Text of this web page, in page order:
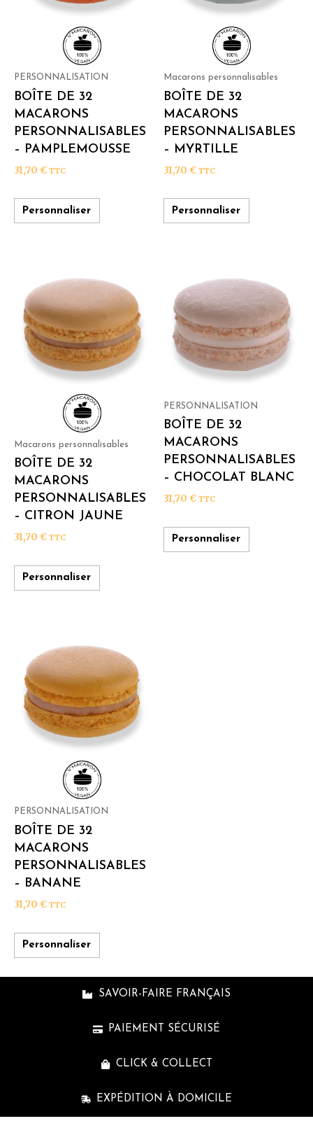
PERSONNALISATION
BOÎTE DE 32
MACARONS
PERSONNALISABLES
– PAMPLEMOUSSE
31,70 € TTC
Personnaliser
Macarons personnalisables
BOÎTE DE 32
MACARONS
PERSONNALISABLES
– MYRTILLE
31,70 € TTC
Personnaliser
Macarons personnalisables
BOÎTE DE 32
MACARONS
PERSONNALISABLES
– CITRON JAUNE
31,70 € TTC
Personnaliser
PERSONNALISATION
BOÎTE DE 32
MACARONS
PERSONNALISABLES
– CHOCOLAT BLANC
31,70 € TTC
Personnaliser
PERSONNALISATION
BOÎTE DE 32
MACARONS
PERSONNALISABLES
– BANANE
31,70 € TTC
Personnaliser
SAVOIR-FAIRE FRANÇAIS
PAIEMENT SÉCURISÉ
CLICK & COLLECT
EXPÉDITION À DOMICILE